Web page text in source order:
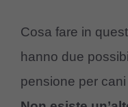
Cosa fare in
hanno due
pensione per